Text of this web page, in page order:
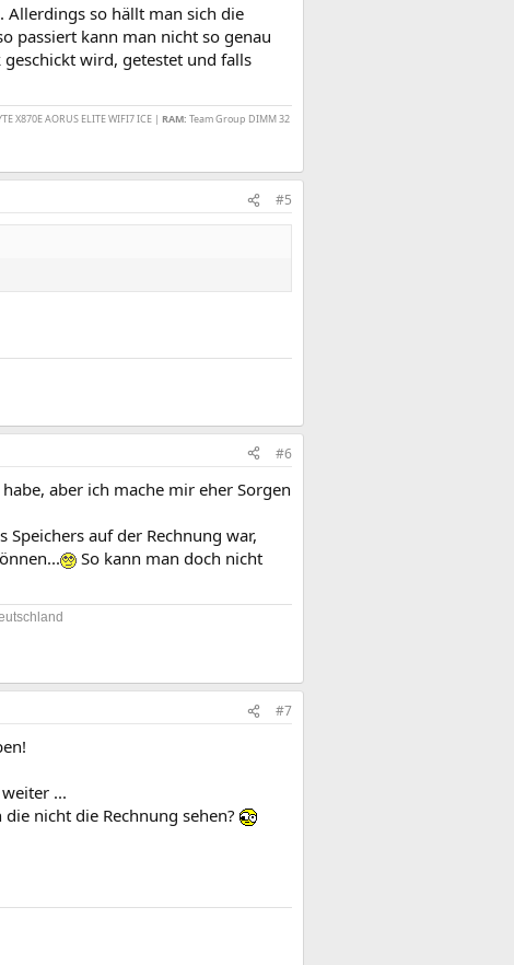
Allerdings so hällt man sich die
passiert kann man nicht so genau
wird, getestet und falls
X870E AORUS ELITE WIFI7 ICE | RAM: Team Group DIMM 32
#5
#6
aber ich mache mir eher Sorgen
auf der Rechnung war,
So kann man doch nicht
#7
...
nicht die Rechnung sehen?